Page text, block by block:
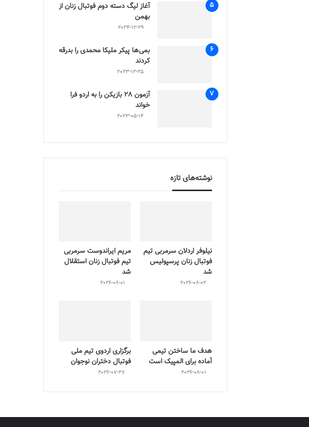
آغاز لیگ دسته دوم فوتبال زنان از
بهمن
2024-12-29
بمی‌ها پیکر ملیکا محمدی را بدرقه
کردند
2023-12-25
آزمون 28 بازیکن را به اردو فرا
خواند
2023-05-14
نوشته‌های تازه
نیلوفر اردلان سرمربی تیم
فوتبال زنان پرسپولیس
شد
2026-08-02
مریم ایراندوست سرمربی
تیم فوتبال زنان استقلال
شد
2026-08-01
هدف ما ساختن تیمی
آماده برای المپیک است
2026-08-01
برگزاری اردوی تیم ملی
فوتبال دختران نوجوان
2026-07-27